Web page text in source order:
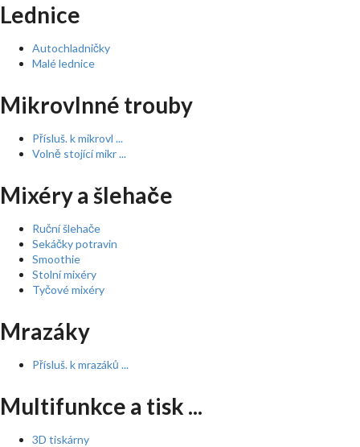
Lednice
Autochladničky
Malé lednice
Mikrovlnné trouby
Přísluš. k mikrovl ...
Volně stojící mikr ...
Mixéry a šlehače
Ruční šlehače
Sekáčky potravin
Smoothie
Stolní mixéry
Tyčové mixéry
Mrazáky
Přísluš. k mrazáků ...
Multifunkce a tisk ...
3D tiskárny